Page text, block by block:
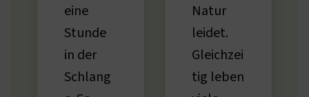
eine
Stunde
in der
Schlang
Natur
leidet.
Gleichzei
tig leben